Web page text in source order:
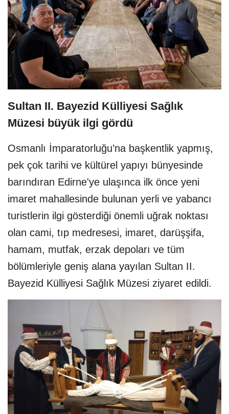
Sultan II. Bayezid Külliyesi Sağlık
Müzesi büyük ilgi gördü
Osmanlı İmparatorluğu’na başkentlik yapmış,
pek çok tarihi ve kültürel yapıyı bünyesinde
barındıran Edirne'ye ulaşınca ilk önce yeni
imaret mahallesinde bulunan yerli ve yabancı
turistlerin ilgi gösterdiği önemli uğrak noktası
olan cami, tıp medresesi, imaret, darüşşifa,
hamam, mutfak, erzak depoları ve tüm
bölümleriyle geniş alana yayılan Sultan II.
Bayezid Külliyesi Sağlık Müzesi ziyaret edildi.